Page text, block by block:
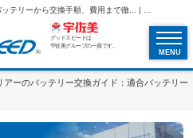
グッドスピードは
宇佐美グループの一員です。
MENU
アーのバッテリー交換ガイド：適合バッテリー